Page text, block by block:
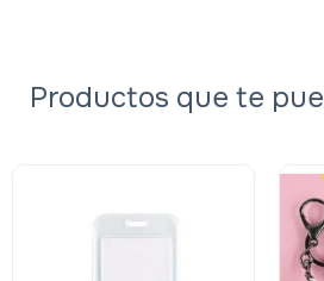
Productos que te